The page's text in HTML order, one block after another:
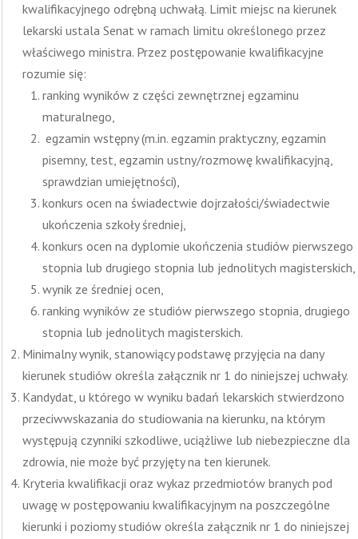
kwalifikacyjnego odrębną uchwałą. Limit miejsc na kierunek
lekarski ustala Senat w ramach limitu określonego przez
właściwego ministra. Przez postępowanie kwalifikacyjne
rozumie się:
ranking wyników z części zewnętrznej egzaminu
maturalnego,
egzamin wstępny (m.in. egzamin praktyczny, egzamin
pisemny, test, egzamin ustny/rozmowę kwalifikacyjną,
sprawdzian umiejętności),
konkurs ocen na świadectwie dojrzałości/świadectwie
ukończenia szkoły średniej,
konkurs ocen na dyplomie ukończenia studiów pierwszego
stopnia lub drugiego stopnia lub jednolitych magisterskich,
wynik ze średniej ocen,
ranking wyników ze studiów pierwszego stopnia, drugiego
stopnia lub jednolitych magisterskich.
Minimalny wynik, stanowiący podstawę przyjęcia na dany
kierunek studiów określa załącznik nr 1 do niniejszej uchwały.
Kandydat, u którego w wyniku badań lekarskich stwierdzono
przeciwwskazania do studiowania na kierunku, na którym
występują czynniki szkodliwe, uciążliwe lub niebezpieczne dla
zdrowia, nie może być przyjęty na ten kierunek.
Kryteria kwalifikacji oraz wykaz przedmiotów branych pod
uwagę w postępowaniu kwalifikacyjnym na poszczególne
kierunki i poziomy studiów określa załącznik nr 1 do niniejszej